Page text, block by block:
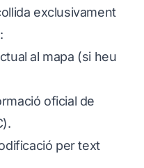
exclusivament
al mapa (si heu
oficial de
per text